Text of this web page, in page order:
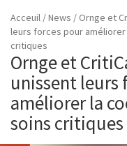
Acceuil /News / Ornge et
leurs forces pour
critiques
Ornge et
unissent leurs
améliorer la
soins critiques